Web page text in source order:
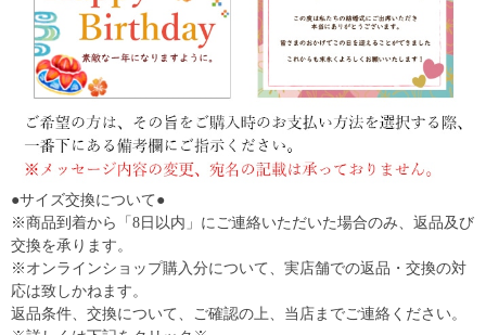
●サイズ交換について●
※商品到着から「8日以内」にご連絡いただいた場合のみ、返品及び
交換を承ります。
※オンラインショップ購入分について、実店舗での返品・交換の対
応は致しかねます。
返品条件、交換について、ご確認の上、当店までご連絡ください。